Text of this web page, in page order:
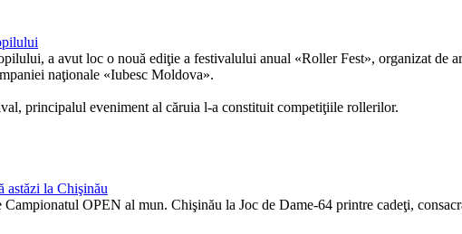
a avut loc o nouă ediţie a festivalului anual «Roller Fest», organizat de
naţionale «Iubesc Moldova».
principalul eveniment al căruia l-a constituit competiţiile rollerilor.
astăzi la Chişinău
OPEN al mun. Chişinău la Joc de Dame-64 printre cadeţi,